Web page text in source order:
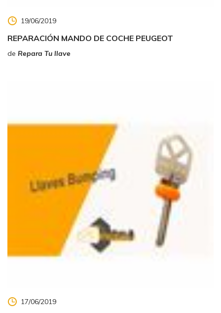
19/06/2019
REPARACIÓN MANDO DE COCHE PEUGEOT
de Repara Tu llave
17/06/2019